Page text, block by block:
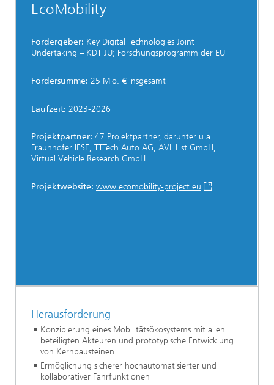
EcoMobility
Fördergeber: Key Digital Technologies Joint
Undertaking – KDT JU; Forschungsprogramm der EU
Fördersumme: 25 Mio. € insgesamt
Laufzeit: 2023-2026
Projektpartner: 47 Projektpartner, darunter u.a.
Fraunhofer IESE, TTTech Auto AG, AVL List GmbH,
Virtual Vehicle Research GmbH
Projektwebsite: www.ecomobility-project.eu
Herausforderung
Konzipierung eines Mobilitätsökosystems mit allen
beteiligten Akteuren und prototypische Entwicklung
von Kernbausteinen
Ermöglichung sicherer hochautomatisierter und
kollaborativer Fahrfunktionen